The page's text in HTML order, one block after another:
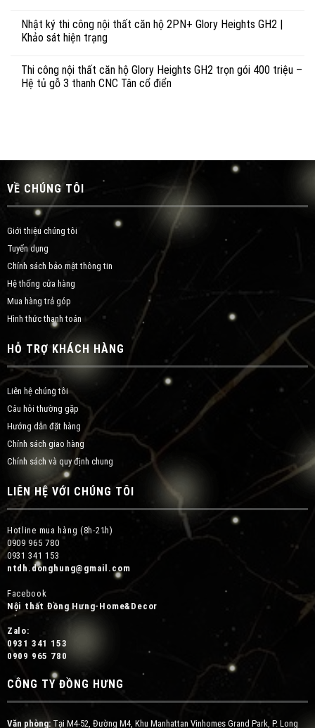
Nhật ký thi công nội thất căn hộ 2PN+ Glory Heights GH2 |
Khảo sát hiện trạng
Thi công nội thất căn hộ Glory Heights GH2 trọn gói 400 triệu –
Hệ tủ gỗ 3 thanh CNC Tân cổ điển
VỀ CHÚNG TÔI
Giới thiệu chúng tôi
Tuyển dụng
Chính sách bảo mật thông tin
Hệ thống cửa hàng
Mua hàng trả góp
Hình thức thanh toán
HỖ TRỢ KHÁCH HÀNG
Liên hệ chúng tôi
Câu hỏi thường gặp
Hướng dẫn đặt hàng
Chính sách giao hàng
Chính sách và quy định chung
LIÊN HỆ VỚI CHÚNG TÔI
Hotline mua hàng (8h-21h)
0909 965 780
0931 341 153
ntdh.donghung@gmail.com
Facebook
Nội thất Đồng Hưng-Home&Decor
Zalo:
0931 341 153
0909 965 780
CÔNG TY ĐỒNG HƯNG
Văn phòng:Tại M4-52, Đường M4, Khu Manhattan Vinhomes Grand Park, P. Long